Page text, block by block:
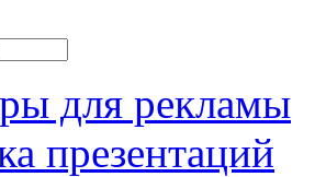
для рекламы
презентаций